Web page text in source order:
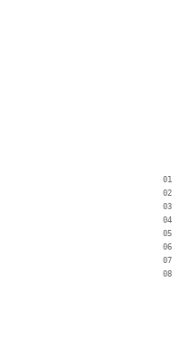
01
02
03
04
05
06
07
08